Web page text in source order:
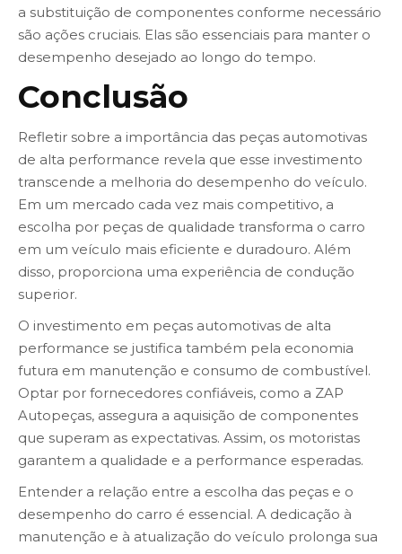
a substituição de componentes conforme necessário
são ações cruciais. Elas são essenciais para manter o
desempenho desejado ao longo do tempo.
Conclusão
Refletir sobre a importância das peças automotivas
de alta performance revela que esse investimento
transcende a melhoria do desempenho do veículo.
Em um mercado cada vez mais competitivo, a
escolha por peças de qualidade transforma o carro
em um veículo mais eficiente e duradouro. Além
disso, proporciona uma experiência de condução
superior.
O investimento em peças automotivas de alta
performance se justifica também pela economia
futura em manutenção e consumo de combustível.
Optar por fornecedores confiáveis, como a ZAP
Autopeças, assegura a aquisição de componentes
que superam as expectativas. Assim, os motoristas
garantem a qualidade e a performance esperadas.
Entender a relação entre a escolha das peças e o
desempenho do carro é essencial. A dedicação à
manutenção e à atualização do veículo prolonga sua